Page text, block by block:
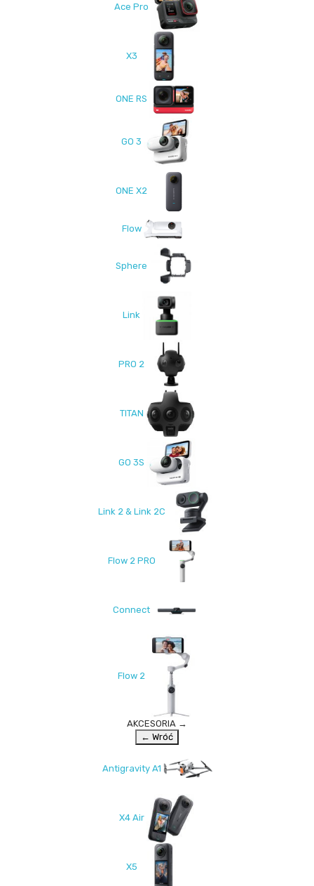
Ace Pro
X3
ONE RS
GO 3
ONE X2
Flow
Sphere
Link
PRO 2
TITAN
GO 3S
Link 2 & Link 2C
Flow 2 PRO
Connect
Flow 2
AKCESORIA →
← Wróć
Antigravity A1
X4 Air
X5